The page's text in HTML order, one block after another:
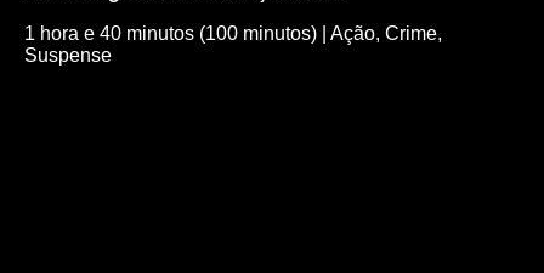
1 hora e 40 minutos (100 minutos)
Ação, Crime,
Suspense